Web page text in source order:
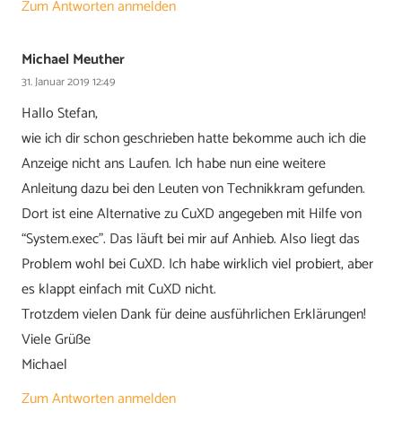
Zum Antworten anmelden
Michael Meuther
31. Januar 2019 12:49
Hallo Stefan,
wie ich dir schon geschrieben hatte bekomme auch ich die
Anzeige nicht ans Laufen. Ich habe nun eine weitere
Anleitung dazu bei den Leuten von Technikkram gefunden.
Dort ist eine Alternative zu CuXD angegeben mit Hilfe von
“System.exec”. Das läuft bei mir auf Anhieb. Also liegt das
Problem wohl bei CuXD. Ich habe wirklich viel probiert, aber
es klappt einfach mit CuXD nicht.
Trotzdem vielen Dank für deine ausführlichen Erklärungen!
Viele Grüße
Michael
Zum Antworten anmelden